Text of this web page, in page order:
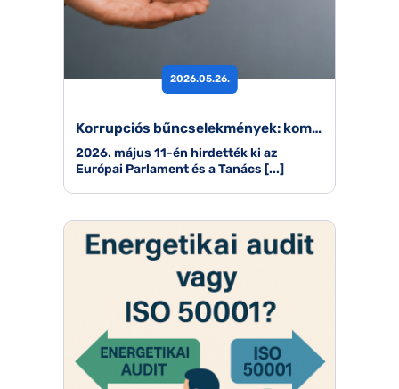
2026.05.26.
Korrupciós bűncselekmények: komolyabb felelősség vár a vállalatokra
2026. május 11-én hirdették ki az
Európai Parlament és a Tanács [...]